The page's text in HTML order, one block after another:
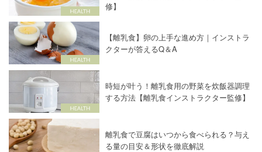
修】
【離乳食】卵の上手な進め方｜インストラ
クターが答えるQ＆A
時短が叶う！離乳食用の野菜を炊飯器調理
する方法【離乳食インストラクター監修】
離乳食で豆腐はいつから食べられる？与え
る量の目安＆形状を徹底解説